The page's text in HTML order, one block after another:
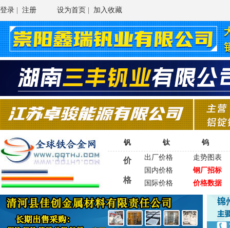
登录 注册 设为首页 加入收藏
钒 钛 钨
价
格
出厂价格
走势图表
国内价格
钢厂招标
国际价格
价格数据